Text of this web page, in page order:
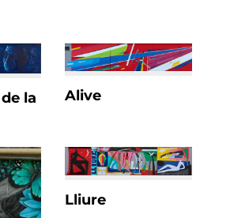
la
Alive
Lliure